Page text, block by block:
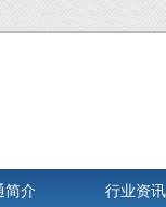
简介 行业资讯